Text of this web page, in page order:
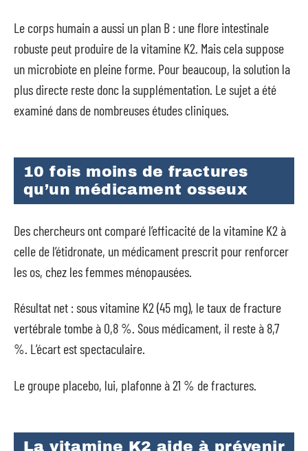
Le corps humain a aussi un plan B : une flore intestinale
robuste peut produire de la vitamine K2. Mais cela suppose
un microbiote en pleine forme. Pour beaucoup, la solution la
plus directe reste donc la supplémentation. Le sujet a été
examiné dans de nombreuses études cliniques.
10 fois moins de fractures
qu’un médicament osseux
Des chercheurs ont comparé l’efficacité de la vitamine K2 à
celle de l’étidronate, un médicament prescrit pour renforcer
les os, chez les femmes ménopausées.
Résultat net : sous vitamine K2 (45 mg), le taux de fracture
vertébrale tombe à 0,8 %. Sous médicament, il reste à 8,7
%. L’écart est spectaculaire.
Le groupe placebo, lui, plafonne à 21 % de fractures.
La vitamine K2 aide à prévenir